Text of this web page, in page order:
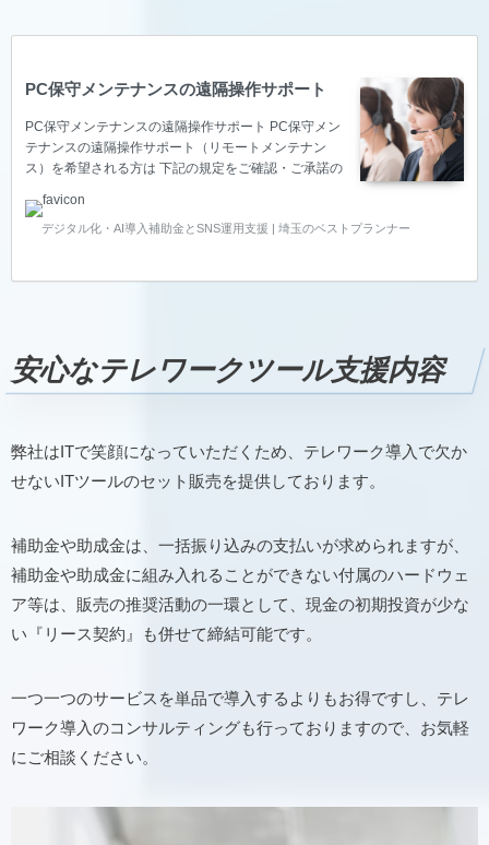
PC保守メンテナンスの遠隔操作サポート
PC保守メンテナンスの遠隔操作サポート PC保守メン
テナンスの遠隔操作サポート（リモートメンテナン
ス）を希望される方は 下記の規定をご確認・ご承諾の
てください。 （事業者の方向け） PC保守メンテナン
スの遠隔操作サポートのダウンロード Splashtop（ス
TeamViewer（チームビューア）のダウ…
デジタル化・AI導入補助金とSNS運用支援 | 埼玉のベストプランナー
安心なテレワークツール支援内容
弊社はITで笑顔になっていただくため、テレワーク導入で欠か
せないITツールのセット販売を提供しております。
補助金や助成金は、一括振り込みの支払いが求められますが、
補助金や助成金に組み入れることができない付属のハードウェ
ア等は、販売の推奨活動の一環として、現金の初期投資が少な
い『リース契約』も併せて締結可能です。
一つ一つのサービスを単品で導入するよりもお得ですし、テレ
ワーク導入のコンサルティングも行っておりますので、お気軽
にご相談ください。